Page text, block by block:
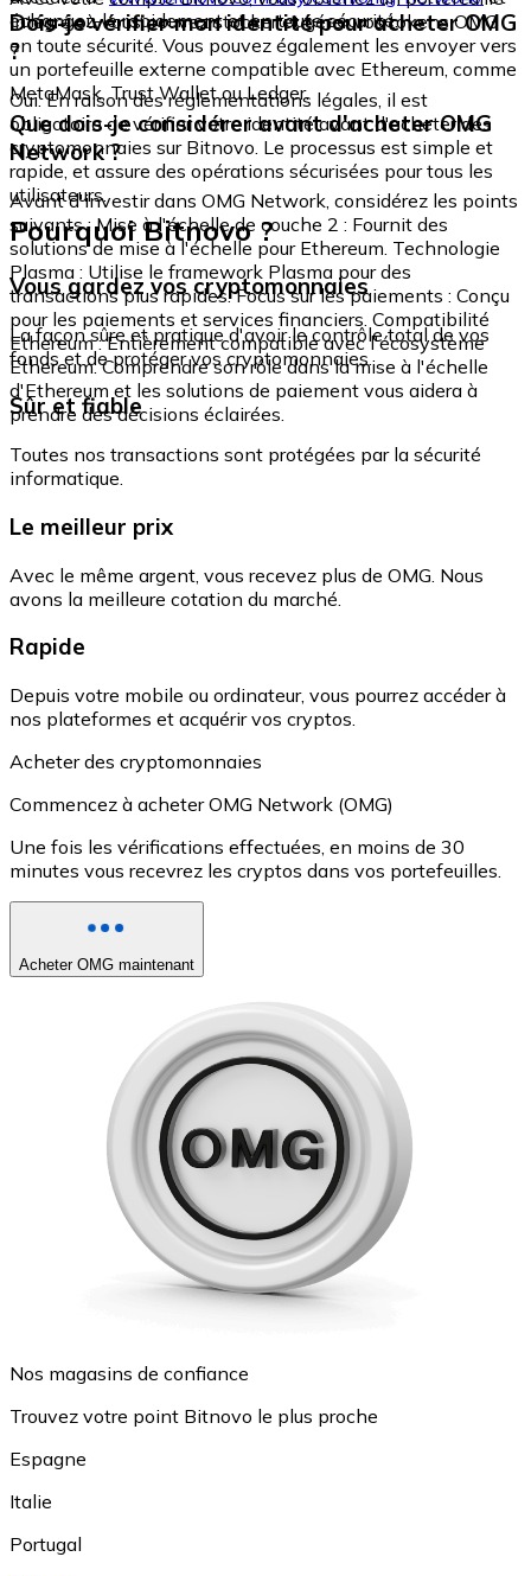
échangez-le rapidement et en toute sécurité.
intégré où vous pouvez stocker et gérer vos tokens OMG
en toute sécurité. Vous pouvez également les envoyer vers
un portefeuille externe compatible avec Ethereum, comme
MetaMask, Trust Wallet ou Ledger.
Dois-je vérifier mon identité pour acheter OMG
?
Oui. En raison des réglementations légales, il est
obligatoire de vérifier votre identité avant d'acheter des
cryptomonnaies sur Bitnovo. Le processus est simple et
rapide, et assure des opérations sécurisées pour tous les
utilisateurs.
Que dois-je considérer avant d'acheter OMG
Network ?
Avant d'investir dans OMG Network, considérez les points
suivants : Mise à l'échelle de couche 2 : Fournit des
solutions de mise à l'échelle pour Ethereum. Technologie
Plasma : Utilise le framework Plasma pour des
transactions plus rapides. Focus sur les paiements : Conçu
pour les paiements et services financiers. Compatibilité
Ethereum : Entièrement compatible avec l'écosystème
Ethereum. Comprendre son rôle dans la mise à l'échelle
d'Ethereum et les solutions de paiement vous aidera à
prendre des décisions éclairées.
Pourquoi Bitnovo ?
Vous gardez vos cryptomonnaies
La façon sûre et pratique d'avoir le contrôle total de vos
fonds et de protéger vos cryptomonnaies.
Sûr et fiable
Toutes nos transactions sont protégées par la sécurité
informatique.
Le meilleur prix
Avec le même argent, vous recevez plus de OMG. Nous
avons la meilleure cotation du marché.
Rapide
Depuis votre mobile ou ordinateur, vous pourrez accéder à
nos plateformes et acquérir vos cryptos.
Acheter des cryptomonnaies
Commencez à acheter OMG Network (OMG)
Une fois les vérifications effectuées, en moins de 30
minutes vous recevrez les cryptos dans vos portefeuilles.
Acheter OMG maintenant
Nos magasins de confiance
Trouvez votre point Bitnovo le plus proche
Espagne
Italie
Portugal